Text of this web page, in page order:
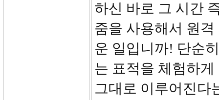
하신 바로 그 시간
줌을 사용해서 원
운 일입니까! 단순
는 표적을 체험하
그대로 이루어진다